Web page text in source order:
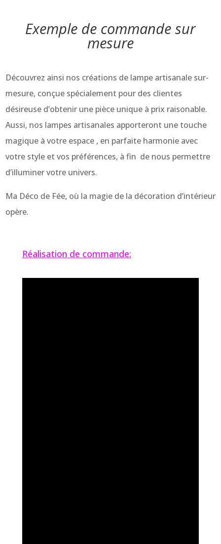
Exemple de commande sur
mesure
Découvrez ainsi nos créations de lampe artisanale sur-
mesure, conçue spécialement pour des clientes
désireuse d’obtenir une pièce unique à prix raisonable.
Aussi, nos lampes artisanales apporteront une touche
magique à votre espace , en parfaite harmonie avec
votre style et vos préférences, à fin de nous permettre
d’illuminer votre univers.
Ma Déco de Fée, où la magie de la décoration d’intérieur
opère.
Réalisation de commande: